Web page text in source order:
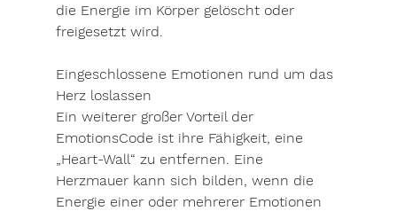
die Energie im Körper gelöscht oder
freigesetzt wird.
Eingeschlossene Emotionen rund um das
Herz loslassen
Ein weiterer großer Vorteil der
EmotionsCode ist ihre Fähigkeit, eine
„Heart-Wall“ zu entfernen. Eine
Herzmauer kann sich bilden, wenn die
Energie einer oder mehrerer Emotionen